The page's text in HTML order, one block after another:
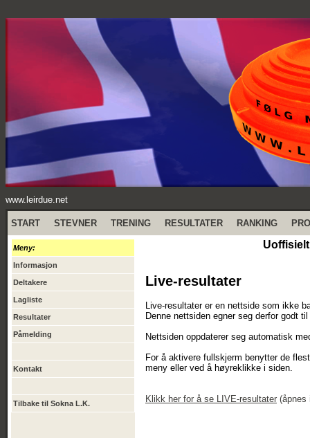
www.leirdue.net
START STEVNER TRENING RESULTATER RANKING
Meny:
Informasjon
Deltakere
Lagliste
Resultater
Påmelding
Kontakt
Tilbake til Sokna L.K.
Live-resultater
Live-resultater er en nettside som ikke
Denne nettsiden egner seg derfor godt
Nettsiden oppdaterer seg automatisk
For å aktivere fullskjerm benytter de
meny eller ved å høyreklikke i siden.
Klikk her for å se LIVE-resultater (åpnes